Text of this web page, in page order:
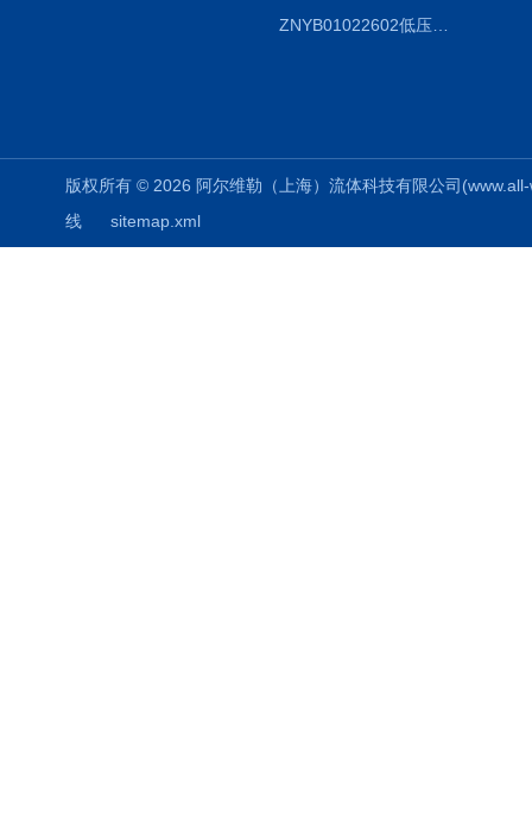
ZNYB01022602低压螺杆泵
版权所有 © 2026 阿尔维勒（上海）流体科技有限公司
线
sitemap.xml